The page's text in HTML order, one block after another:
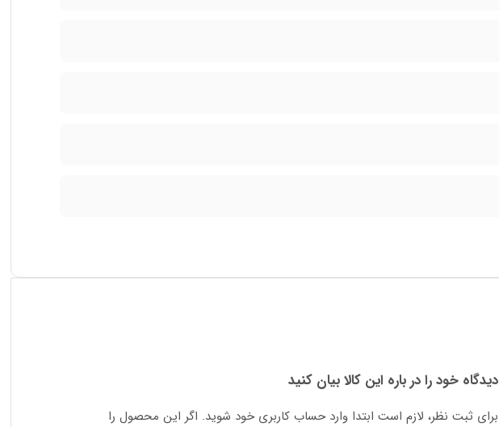
دیدگاه خود را در باره این کالا بیان کنید
برای ثبت نظر، لازم است ابتدا وارد حساب کاربری خود شوید. اگر این محصول را